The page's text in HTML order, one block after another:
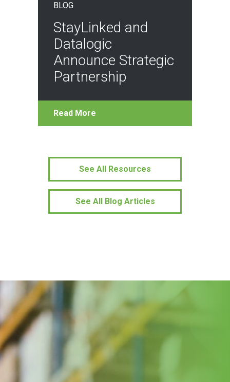
BLOG
StayLinked and
Datalogic
Announce Strategic
Partnership
Read More
See All Resources
See All Blog Articles